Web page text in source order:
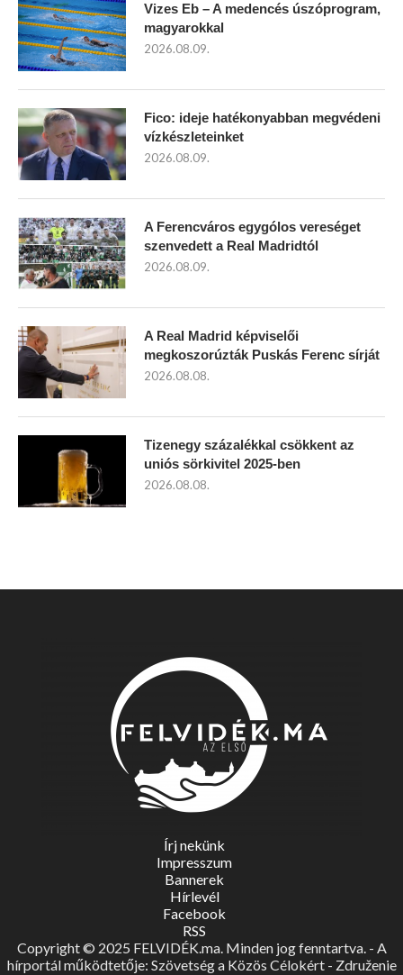
Vizes Eb – A medencés úszóprogram,
magyarokkal
2026.08.09.
Fico: ideje hatékonyabban megvédeni
vízkészleteinket
2026.08.09.
A Ferencváros egygólos vereséget
szenvedett a Real Madridtól
2026.08.09.
A Real Madrid képviselői
megkoszorúzták Puskás Ferenc sírját
2026.08.08.
Tizenegy százalékkal csökkent az
uniós sörkivitel 2025-ben
2026.08.08.
Írj nekünk
Impresszum
Bannerek
Hírlevél
Facebook
RSS
Copyright © 2025 FELVIDÉK.ma. Minden jog fenntartva. - A
hírportál működtetője: Szövetség a Közös Célokért - Združenie